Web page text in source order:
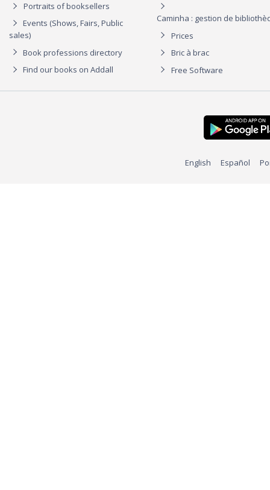
Portraits of booksellers
Events (Shows, Fairs, Public
sales)
Book professions directory
Find our books on Addall
Caminha : gestion de
Prices
Bric à brac
Free Software
English Español